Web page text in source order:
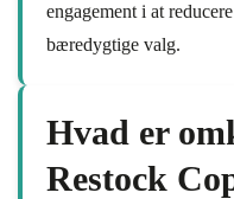
engagement i at
bæredygtige valg.
Hvad er
Restock